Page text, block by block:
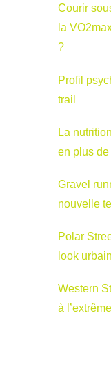
Courir
la
?
Profil
trail
La
en plus de
Gravel
nouvelle
Polar
look
Western
à